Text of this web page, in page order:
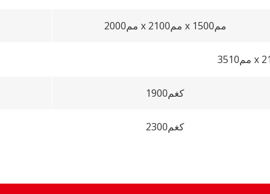
2000مم x 2100مم x 1500مم
1900كغم
2300كغم